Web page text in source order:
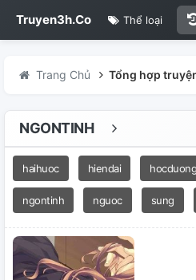
Truyen3h.Co Thể loại
Trang Chủ Tổng hợp
NGONTINH
haihuoc hiendai hocduong
ngontinh nguoc sung